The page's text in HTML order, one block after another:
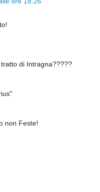
di Intragna?????
non Feste!